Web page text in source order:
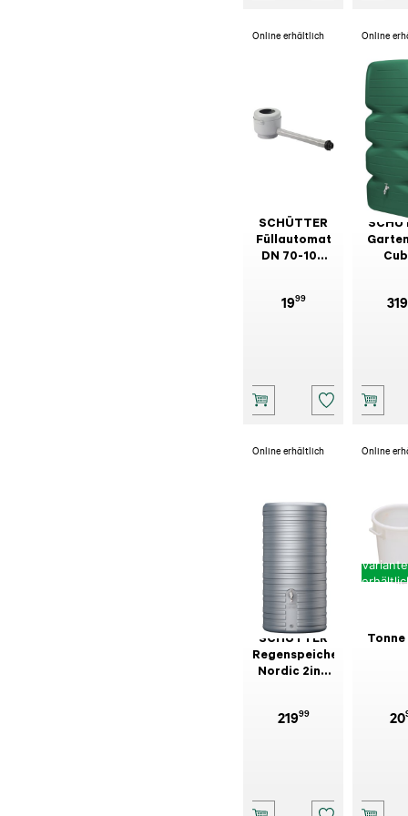
Online erhältlich
SCHÜTTER
Füllautomat
DN 70-100
1999
Online
319
Online erhältlich
SCHÜTTER
Regenspeicher
Nordic 2in1,
21999
Online
Tonne
20